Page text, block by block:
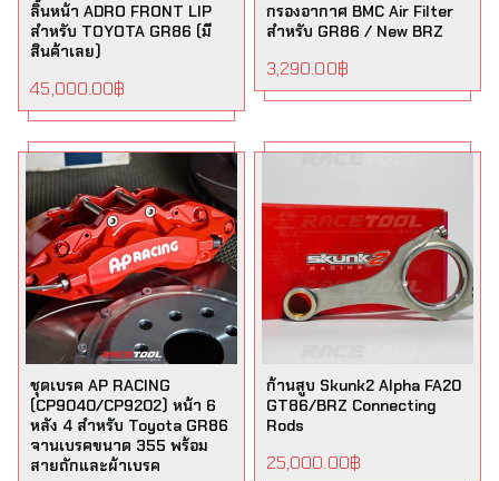
ลิ้นหน้า ADRO FRONT LIP
สำหรับ TOYOTA GR86 (มี
สินค้าเลย)
45,000.00฿
กรองอากาศ BMC Air Filter
สำหรับ GR86 / New BRZ
3,290.00฿
ชุดเบรค AP RACING
(CP9040/CP9202) หน้า 6
หลัง 4 สำหรับ Toyota GR86
จานเบรคขนาด 355 พร้อม
สายถักและผ้าเบรค
ก้านสูบ Skunk2 Alpha FA20
GT86/BRZ Connecting
Rods
25,000.00฿